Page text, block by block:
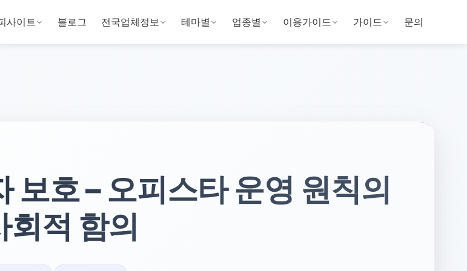
사이트 블로그 전국업체정보 테마별 업종별 이용가이드 가이드 문의
보호 – 오피스타 운영 원칙의
회적 함의